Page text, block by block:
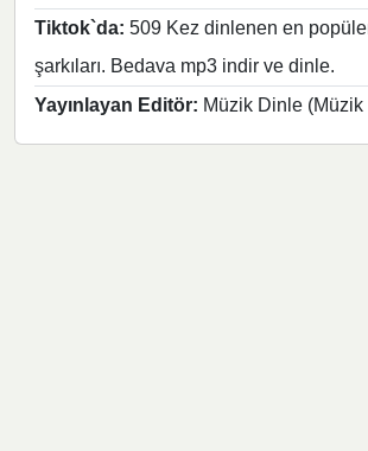
Tiktok`da: 509 Kez dinlenen en
şarkıları. Bedava mp3 indir ve dinle.
Yayınlayan Editör: Müzik Dinle (Müzik